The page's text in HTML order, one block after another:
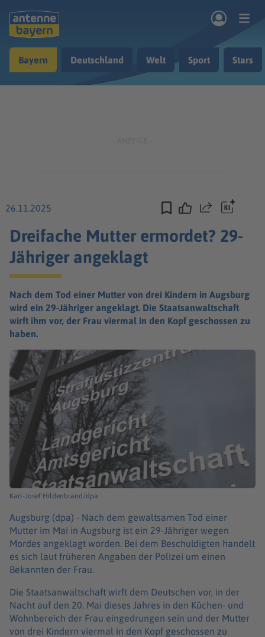
Musik & Radio
Bayern Deutschland Welt Sport Stars
26.11.2025 Teilen
Dreifache Mutter ermordet? 29-
Jähriger angeklagt
Nach dem Tod einer Mutter von drei Kindern in Augsburg
wird ein 29-Jähriger angeklagt. Die Staatsanwaltschaft
wirft ihm vor, der Frau viermal in den Kopf geschossen zu
haben.
Karl-Josef Hildenbrand/dpa
Augsburg (dpa) - Nach dem gewaltsamen Tod einer
Mutter im Mai in Augsburg ist ein 29-Jähriger wegen
Mordes angeklagt worden. Bei dem Beschuldigten handelt
es sich laut früheren Angaben der Polizei um einen
Bekannten der Frau.
Die Staatsanwaltschaft wirft dem Deutschen vor, in der
Nacht auf den 20. Mai dieses Jahres in den Küchen- und
Wohnbereich der Frau eingedrungen sein und der Mutter
von drei Kindern viermal in den Kopf geschossen zu